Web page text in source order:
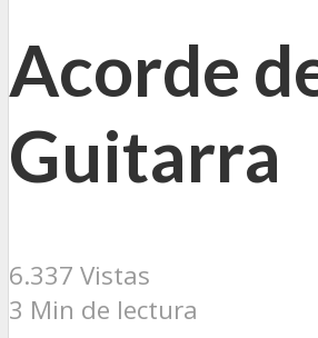
Acorde
Guitarra
6.337 Vistas
3 Min de lectura